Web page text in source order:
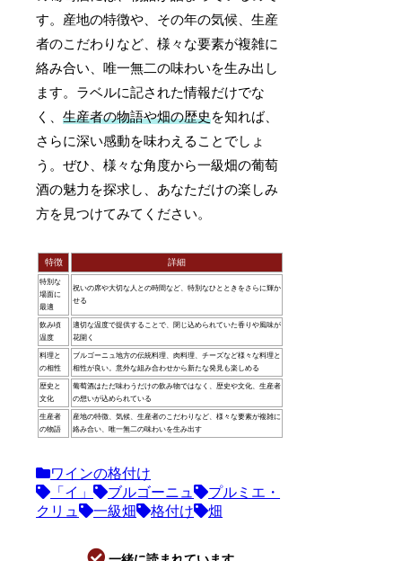
す。産地の特徴や、その年の気候、生産
者のこだわりなど、様々な要素が複雑に
絡み合い、唯一無二の味わいを生み出し
ます。ラベルに記された情報だけでな
く、生産者の物語や畑の歴史を知れば、
さらに深い感動を味わえることでしょ
う。ぜひ、様々な角度から一級畑の葡萄
酒の魅力を探求し、あなただけの楽しみ
方を見つけてみてください。
特徴 詳細
特別な
場面に
最適
祝いの席や大切な人との時間など、特別なひとときをさらに輝か
せる
飲み頃
温度
適切な温度で提供することで、閉じ込められていた香りや風味が
花開く
料理と
の相性
ブルゴーニュ地方の伝統料理、肉料理、チーズなど様々な料理と
相性が良い。意外な組み合わせから新たな発見も楽しめる
歴史と
文化
葡萄酒はただ味わうだけの飲み物ではなく、歴史や文化、生産者
の想いが込められている
生産者
の物語
産地の特徴、気候、生産者のこだわりなど、様々な要素が複雑に
絡み合い、唯一無二の味わいを生み出す
ワインの格付け
「イ」
ブルゴーニュ
プルミエ・
クリュ
一級畑 格付け 畑